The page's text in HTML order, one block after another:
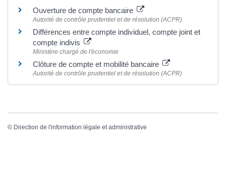
Ouverture de compte bancaire
Autorité de contrôle prudentiel et de résolution (ACPR)
Différences entre compte individuel, compte joint et
compte indivis
Ministère chargé de l'économie
Clôture de compte et mobilité bancaire
Autorité de contrôle prudentiel et de résolution (ACPR)
© Direction de l'information légale et administrative